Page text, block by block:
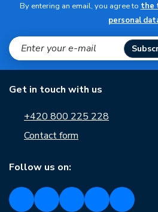
By entering an email, you agree to the
personal
Get in touch with us
+420 800 225 228
Contact form
Follow us on: